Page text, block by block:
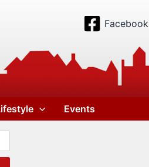
Facebook
Events